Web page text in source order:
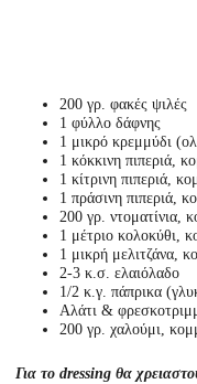
200 γρ. φακές ψιλές
1 φύλλο δάφνης
1 μικρό κρεμμύδι
1 κόκκινη πιπεριά,
1 κίτρινη πιπεριά,
1 πράσινη πιπεριά,
200 γρ. ντοματίνια,
1 μέτριο κολοκύθι,
1 μικρή μελιτζάνα,
2-3 κ.σ. ελαιόλαδο
1/2 κ.γ. πάπρικα
Αλάτι &
200 γρ. χαλούμι,
Για το dressing θα